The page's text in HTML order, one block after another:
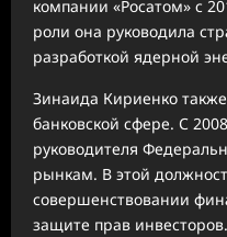
компании «Росатом» с
роли она руководила
разработкой ядерной
Зинаида Кириенко
банковской сфере. С
руководителя
рынкам. В этой
совершенствовании
защите прав инвесторов.